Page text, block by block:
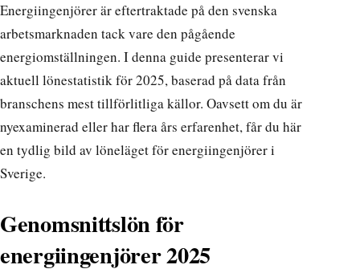
Energiingenjörer är eftertraktade på den svenska
arbetsmarknaden tack vare den pågående
energiomställningen. I denna guide presenterar vi
aktuell lönestatistik för 2025, baserad på data från
branschens mest tillförlitliga källor. Oavsett om du är
nyexaminerad eller har flera års erfarenhet, får du här
en tydlig bild av löneläget för energiingenjörer i
Sverige.
Genomsnittslön för
energiingenjörer 2025